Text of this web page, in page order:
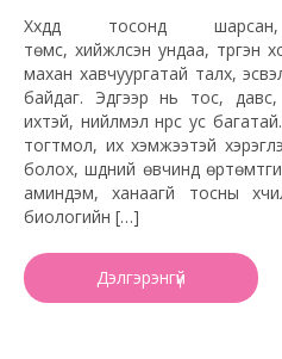
Хүүхдүүд тосонд
төмс, хийжүүлсэн ундаа,
махан хавчуургатай талх,
байдаг. Эдгээр нь тос,
ихтэй, нийлмэл нүүрс ус багатай.
тогтмол, их хэмжээтэй
болох, шүдний өвчинд
аминдэм, ханаагүй тосны
биологийн […]
Дэлгэрэнгүй